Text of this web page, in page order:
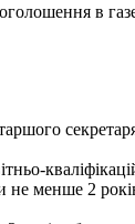
в
не менше 2